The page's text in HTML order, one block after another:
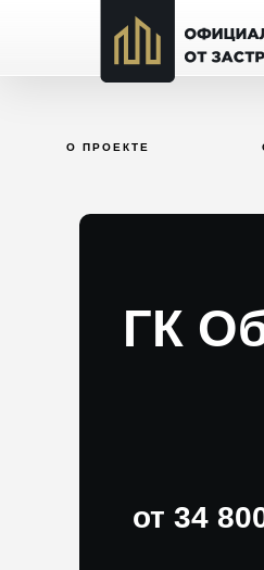
О ПРОЕКТЕ
ГК
от 34